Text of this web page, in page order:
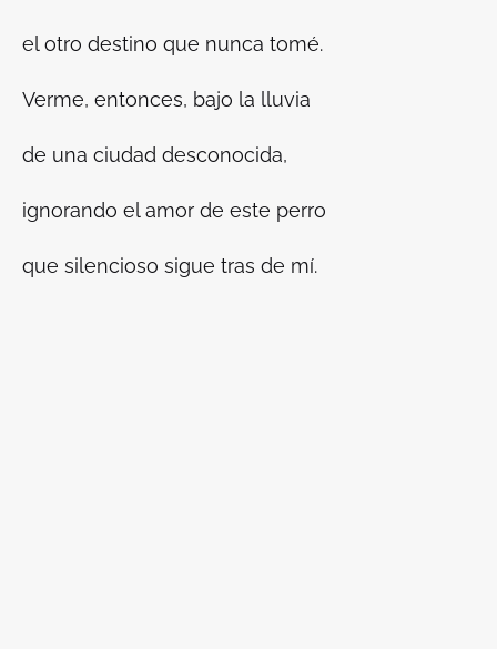
el otro destino que nunca tomé.
Verme, entonces, bajo la lluvia
de una ciudad desconocida,
ignorando el amor de este perro
que silencioso sigue tras de mí.